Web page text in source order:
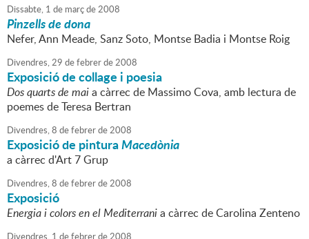
Dissabte, 1 de marçde2008
Pinzells de dona
Nefer, Ann Meade, Sanz Soto, Montse Badia i Montse Roig
Divendres,29 defebrerde2008
Exposició de collage i poesia
Dos quarts de maia càrrec de Massimo Cova, amb lectura de
poemes de Teresa Bertran
Divendres,8 defebrerde2008
Exposició de pinturaMacedònia
a càrrec d'Art 7 Grup
Divendres,8 defebrerde2008
Exposició
Energia i colors en el Mediterrania càrrec de Carolina Zenteno
Divendres, 1 defebrerde2008